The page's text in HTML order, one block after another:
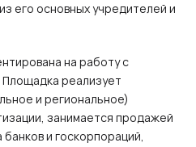
его основных учредителей и
на работу с
реализует
и региональное)
занимается продажей
и госкорпораций,